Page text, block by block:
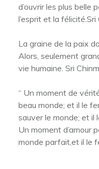
d’ouvrir les plus belle
l’esprit et la félicité.Sri
La graine de la paix
Alors, seulement
vie humaine. Sri
“ Un moment de
beau monde; et il le
sauver le monde; et il
Un moment d’amour
monde parfait,et il le